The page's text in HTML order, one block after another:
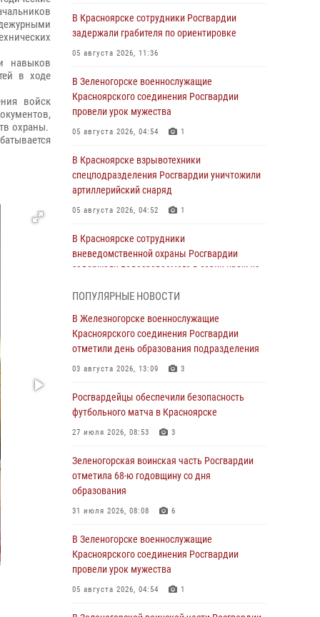
навыков
в ходе
войск
охраны.
В Красноярске сотрудники Росгвардии
задержали грабителя по ориентировке
05 августа 2026, 11:36
В Зеленогорске военнослужащие
Красноярского соединения Росгвардии
провели урок мужества
05 августа 2026, 04:54 1
В Красноярске взрывотехники
спецподразделения Росгвардии уничтожили
артиллерийский снаряд
05 августа 2026, 04:52 1
В Красноярске сотрудники
вневедомственной охраны Росгвардии
задержали подозреваемого в серии краж из
Сотрудники Росгвардии обеспечили
общественный порядок во время
проведения экстремального заплыва в
04 августа 2026, 08:36 1
В Красноярске сотрудники Росгвардии
супермаркета
04 августа 2026, 06:50
Военнослужащие Красноярского соединения
с тонкостями РХБ защиты
03 августа 2026, 13:12 2
В Железногорске военнослужащие
отметили день образования подразделения
ПОПУЛЯРНЫЕ НОВОСТИ
В Железногорске военнослужащие
Красноярского соединения Росгвардии
отметили день образования подразделения
03 августа 2026, 13:09 3
Росгвардейцы обеспечили безопасность
футбольного матча в Красноярске
27 июля 2026, 08:53 3
Зеленогорская воинская часть Росгвардии
отметила 68-ю годовщину со дня
образования
31 июля 2026, 08:08 6
В Зеленогорске военнослужащие
Красноярского соединения Росгвардии
провели урок мужества
05 августа 2026, 04:54 1